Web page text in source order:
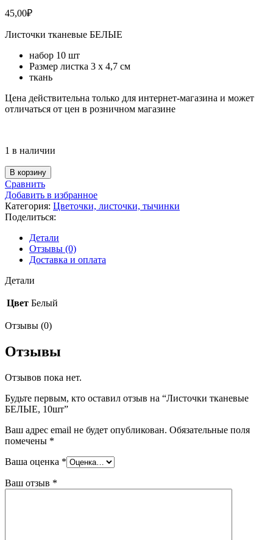
45,00₽
Листочки тканевые БЕЛЫЕ
набор 10 шт
Размер листка 3 х 4,7 см
ткань
Цена действительна только для интернет-магазина и может
отличаться от цен в розничном магазине
1 в наличии
Количество
товара
Листочки
тканевые
БЕЛЫЕ,
10шт
В корзину
Сравнить
Добавить в избранное
Категория: Цветочки, листочки, тычинки
Поделиться:
Детали
Отзывы (0)
Доставка и оплата
Детали
Цвет Белый
Отзывы (0)
Отзывы
Отзывов пока нет.
Будьте первым, кто оставил отзыв на “Листочки тканевые
БЕЛЫЕ, 10шт”
Ваш адрес email не будет опубликован. Обязательные поля
помечены *
Ваша оценка *
Ваш отзыв *